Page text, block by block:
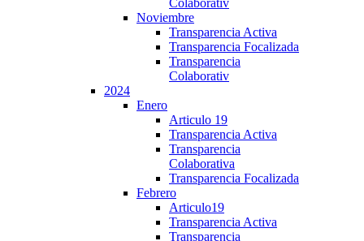
Colaborativ
Noviembre
Transparencia Activa
Transparencia Focalizada
Transparencia
Colaborativ
2024
Enero
Articulo 19
Transparencia Activa
Transparencia
Colaborativa
Transparencia Focalizada
Febrero
Articulo19
Transparencia Activa
Transparencia